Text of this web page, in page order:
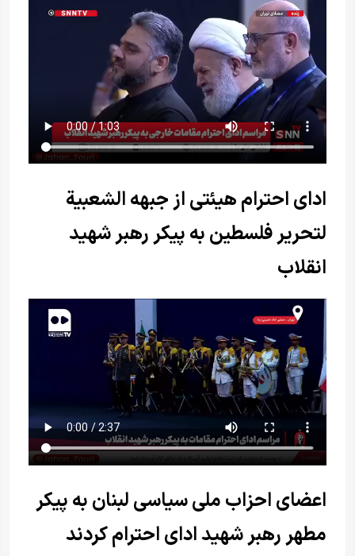
ادای احترام هیئتی از جبهه الشعبیة
لتحریر فلسطین به پیکر رهبر شهید
انقلاب
اعضای احزاب ملی سیاسی لبنان به پیکر
مطهر رهبر شهید ادای احترام کردند